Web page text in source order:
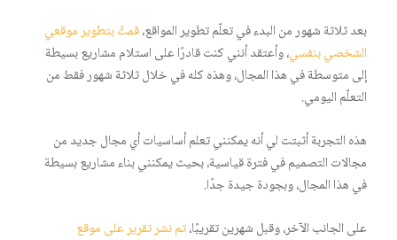
بعد ثلاثة شهور من البدء في تعلّم تطوير المواقع،قمتُ بتطوير موقعي
الشخصي بنفسي، وأعتقد أنني كنت قادرًا على استلام مشاريع بسيطة
إلى متوسطة في هذا المجال، وهذه كله في خلال ثلاثة شهور فقط من
التعلّم اليومي.
هذه التجربة أثبتت لي أنه يمكنني تعلم أساسيات أي مجال جديد من
مجالات التصميم في فترة قياسية، بحيث يمكنني بناء مشاريع بسيطة
في هذا المجال، وبجودة جيدة جدًا.
على الجانب الآخر، وقبل شهرين تقريبًا،تم نشر تقرير على موقع